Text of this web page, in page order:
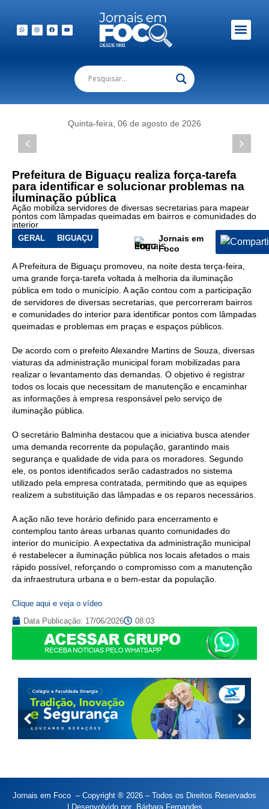
Quinta-feira, 06 de agosto de 2026
Prefeitura de Biguaçu realiza força-tarefa
para identificar e solucionar problemas na
iluminação pública
Ação mobiliza servidores de diversas secretarias para mapear
pontos com lâmpadas queimadas em bairros e comunidades do
interior
GERAL BIGUAÇU
Jornais em
Foco
Foto:
Servidores
diversas
secretarias
participaram
da
força-
tarefa
A Prefeitura de Biguaçu promoveu, na noite desta terça-feira,
uma grande força-tarefa voltada à melhoria da iluminação
pública em todo o município. A ação contou com a participação
de servidores de diversas secretarias, que percorreram bairros
e comunidades do interior para identificar pontos com lâmpadas
queimadas e problemas em praças e espaços públicos.
De acordo com o prefeito Alexandre Martins de Souza, diversas
viaturas da administração municipal foram mobilizadas para
realizar o levantamento das demandas. O objetivo é registrar
todos os locais que necessitam de manutenção e encaminhar
as informações à empresa responsável pelo serviço de
iluminação pública.
O secretário Balminha destacou que a iniciativa busca atender
uma demanda recorrente da população, garantindo mais
segurança e qualidade de vida para os moradores. Segundo
ele, os pontos identificados serão cadastrados no sistema
utilizado pela empresa contratada, permitindo que as equipes
realizem a substituição das lâmpadas e os reparos necessários.
A ação não teve horário definido para encerramento e
contemplou tanto áreas urbanas quanto comunidades do
interior do município. A expectativa da administração municipal
é restabelecer a iluminação pública nos locais afetados o mais
rápido possível, reforçando o compromisso com a manutenção
da infraestrutura urbana e o bem-estar da população.
Clique aqui e veja o vídeo
Data Publicação: 17/06/2026 08:03
Jornais em Foco – Copyright ® 2026 – Todos os Direitos Reservados
| Desenvolvido por Bárbara Fernandes